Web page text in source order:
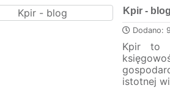
Kpir - blog
Dodano:
Kpir to
istotnej